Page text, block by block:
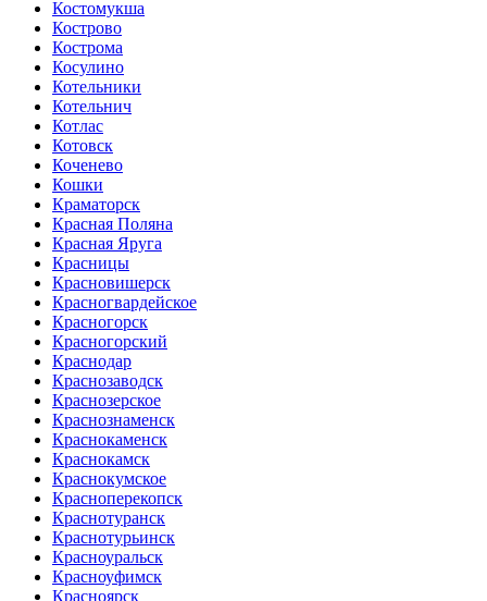
Костомукша
Кострово
Кострома
Косулино
Котельники
Котельнич
Котлас
Котовск
Коченево
Кошки
Краматорск
Красная Поляна
Красная Яруга
Красницы
Красновишерск
Красногвардейское
Красногорск
Красногорский
Краснодар
Краснозаводск
Краснозерское
Краснознаменск
Краснокаменск
Краснокамск
Краснокумское
Красноперекопск
Краснотуранск
Краснотурьинск
Красноуральск
Красноуфимск
Красноярск